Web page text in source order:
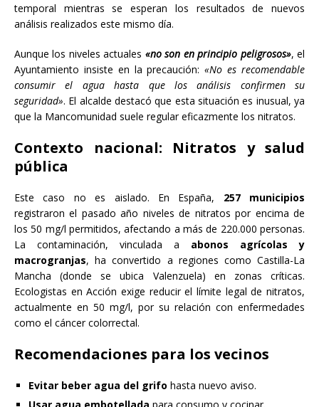
temporal mientras se esperan los resultados de nuevos
análisis realizados este mismo día.
Aunque los niveles actuales «no son en principio peligrosos», el
Ayuntamiento insiste en la precaución:«No es recomendable
consumir el agua hasta que los análisis confirmen su
seguridad». El alcalde destacó que esta situación es inusual, ya
que la Mancomunidad suele regular eficazmente los nitratos.
Contexto nacional: Nitratos y salud
pública
Este caso no es aislado. En España, 257 municipios
registraron el pasado año niveles de nitratos por encima de
los 50 mg/l permitidos, afectando a más de 220.000 personas.
La contaminación, vinculada a abonos agrícolas y
macrogranjas, ha convertido a regiones como Castilla-La
Mancha (donde se ubica Valenzuela) en zonas críticas.
Ecologistas en Acción exige reducir el límite legal de nitratos,
actualmente en 50 mg/l, por su relación con enfermedades
como el cáncer colorrectal.
Recomendaciones para los vecinos
Evitar beber agua del grifo hasta nuevo aviso.